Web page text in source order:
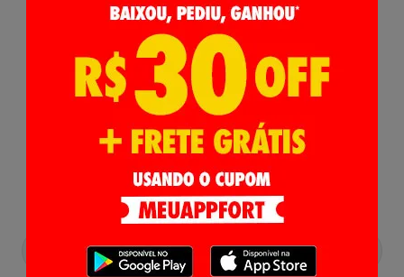
Receba nossas Novidades
Lançamentos e Promoções!